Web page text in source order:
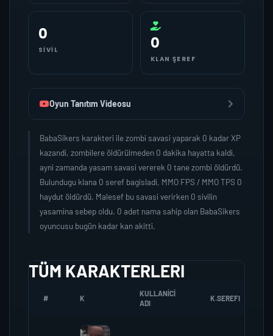
0
SIVIL 0
KLAN ŞEREF
Oyun Tanıtım Videosu
BabaSikers karakteri ile zombi savasi yaparak 0 kadar XP
kazandi, zombilere öldürülmeden 0 dakika hayatta kaldi,
ayni zamanda yasam savasi vererek 0 tane zombi öldürdü.
Bulundugu klana 0 seref bagisladi, MMO FPS / MMO TPS 0
haydut öldürdü. Malesef bu savasi verirken 0 sivilin
yasamina sebep oldu. 0 adet nama sahip olan BabaSikers
oyuncusu bugün kadar kan akitti.
TÜM KARAKTERLERI
# K
KULLANICI
ADI
K.SEREFI